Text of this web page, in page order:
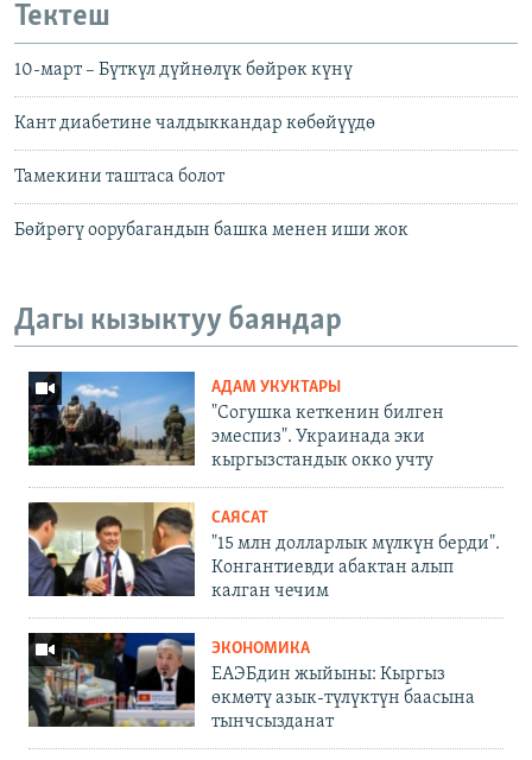
Тектеш
10-март – Бүткүл дүйнөлүк бөйрөк күнү
Кант диабетине чалдыккандар көбөйүүдө
Тамекини таштаса болот
Бөйрөгү оорубагандын башка менен иши жок
Дагы кызыктуу баяндар
АДАМ УКУКТАРЫ
"Согушка кеткенин билген
эмеспиз". Украинада эки
кыргызстандык окко учту
САЯСАТ
"15 млн долларлык мүлкүн берди".
Конгантиевди абактан алып
калган чечим
ЭКОНОМИКА
ЕАЭБдин жыйыны: Кыргыз
өкмөтү азык-түлүктүн баасына
тынчсызданат